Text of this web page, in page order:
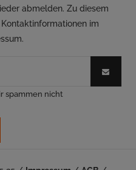
abmelden. Zu diesem
im
spammen nicht